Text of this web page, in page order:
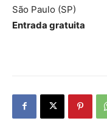
São Paulo (SP)
Entrada gratuita